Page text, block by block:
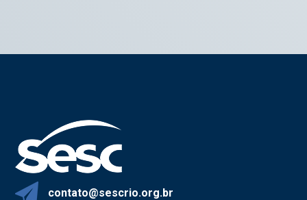
contato@sescrio.org.br